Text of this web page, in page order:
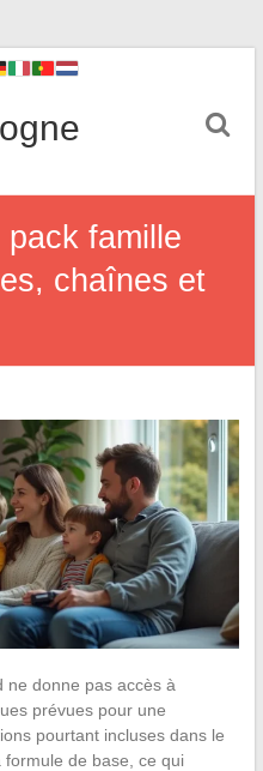
famille
chaînes et
ne donne pas accès à
prévues pour une
pourtant incluses dans le
de base, ce qui